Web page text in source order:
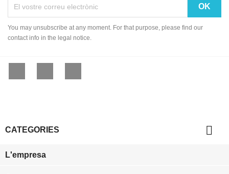
You may unsubscribe at any moment. For that purpose, please find our
contact info in the legal notice.
CATEGORIES 
L'empresa